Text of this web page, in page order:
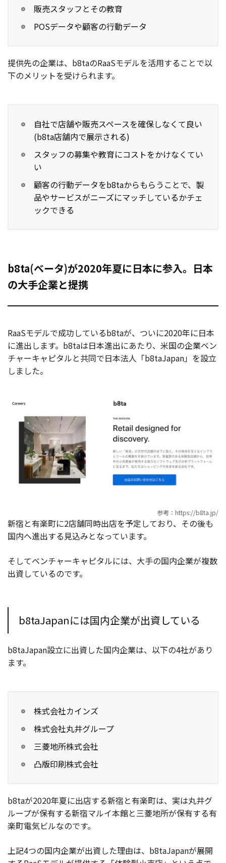
販売スタッフとその教育
POSデータや顧客の行動データ
提供先の企業は、b8taのRaaSモデルを活用することで以
下のメリットを受けられます。
自社で店舗や販売スペースを確保しなくて良い
(b8ta店舗内で展示される)
スタッフの募集や教育にコストをかけなくてい
い
顧客の行動データをb8taからもらうことで、製
品やサービスがニーズにマッチしているかチェ
ックできる
b8ta(ベータ)が2020年夏に日本に参入。日本
の大手企業と提携
RaaSモデルで成功しているb8taが、ついに2020年に日本
に進出します。b8taは日本進出にあたり、米国の企業ベン
チャーキャピタルと共同で日本法人「b8taJapan」を設立
しました。
参考：https://b8ta.jp/
新宿と有楽町に2店舗同時出店を予定しており、その後も
国内へ進出する見込みとなっています。
そしてベンチャーキャピタルには、大手の国内企業が複数
出資しているのです。
b8taJapanには国内企業が出資している
b8taJapan設立に出資した国内企業は、以下の4社があり
ます。
株式会社カインズ
株式会社丸井グループ
三菱地所株式会社
凸版印刷株式会社
b8taが2020年夏に出店する新宿と有楽町は、実は丸井グ
ループが保有する新宿マルイ本館と三菱地所が保有する有
楽町電気ビルなのです。
上記4つの国内企業が出資した理由は、b8taJapanが展開